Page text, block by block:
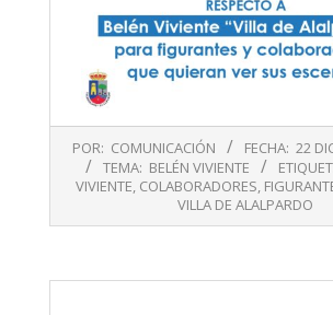
12-
POR: COMUNICACIÓN FECHA: 22
TEMA: BELÉN VIVIENTE
VIVIENTE COLABORADORES
VILLA DE ALALPARDO